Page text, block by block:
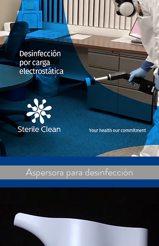
Aspersora para desinfección